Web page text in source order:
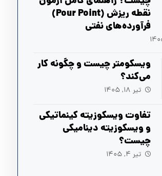
نقطه ریزش (Pour Point)
فرآورده‌های نفتی
ویسکومتر چیست و چگونه کار
می‌کند؟
تیر ۱۸, ۱۴۰۵
تفاوت ویسکوزیته کینماتیکی
و ویسکوزیته دینامیکی
چیست؟
تیر ۴, ۱۴۰۵